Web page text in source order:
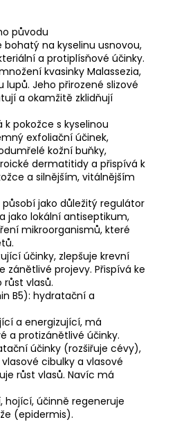
původu
bohatý na kyselinu usnovou,
a protiplísňové účinky.
kvasinky Malassezia,
Jeho přirozené slizové
a okamžitě zklidňují
k pokožce s kyselinou
exfoliační účinek,
kožní buňky,
dermatitidy a přispívá k
a silnějším, vitálnějším
působí jako důležitý regulátor
jako lokální antiseptikum,
mikroorganismů, které
účinky, zlepšuje krevní
zánětlivé projevy. Přispívá ke
růst vlasů.
B5): hydratační a
a energizující, má
a protizánětlivé účinky.
účinky (rozšiřuje cévy),
cibulky a vlasové
růst vlasů. Navíc má
hojící, účinně regeneruje
(epidermis).